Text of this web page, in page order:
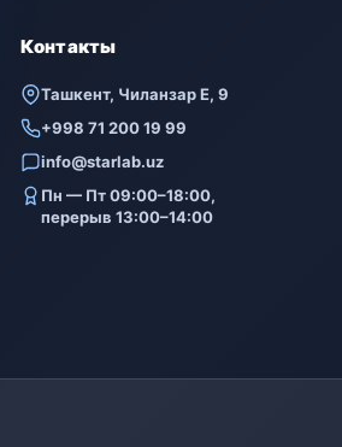
Контакты
Ташкент, Чиланзар Е, 9
+998 71 200 19 99
info@starlab.uz
Пн — Пт 09:00–18:00,
перерыв 13:00–14:00